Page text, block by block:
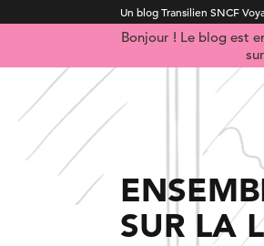
Un blog Transilien SNCF
Bonjour ! Le blog est
SUR LA